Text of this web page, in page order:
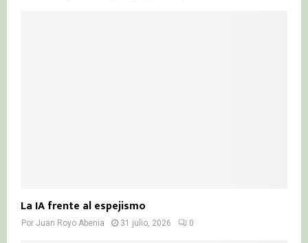
La IA frente al espejismo
Por Juan Royo Abenia 31 julio, 2026 0